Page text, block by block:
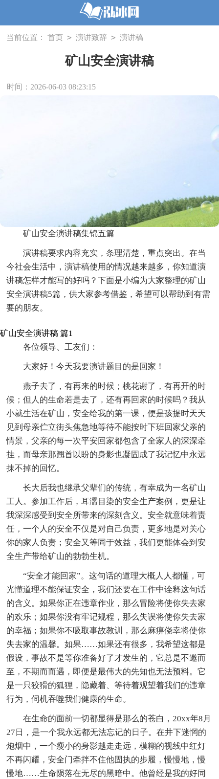
当前位置： 首页 > 演讲致辞 > 演讲稿
矿山安全演讲稿
时间：2026-06-03 08:23:15
矿山安全演讲稿集锦五篇
演讲稿要求内容充实，条理清楚，重点突出。在当
今社会生活中，演讲稿使用的情况越来越多，你知道演
讲稿怎样才能写的好吗？下面是小编为大家整理的矿山
安全演讲稿5篇，供大家参考借鉴，希望可以帮助到有需
要的朋友。
矿山安全演讲稿 篇1
各位领导、工友们：
大家好！今天我要演讲题目的是回家！
燕子去了，有再来的时候；桃花谢了，有再开的时
候；但人的生命若是去了，还有再回家的时候吗？我从
小就生活在矿山，安全给我的第一课，便是孩提时天天
见到母亲伫立街头焦急地等待不能按时下班回家父亲的
情景，父亲的每一次平安回家都包含了全家人的深深牵
挂，而母亲那翘首以盼的身影也凝固成了我记忆中永远
抹不掉的回忆。
长大后我也继承父辈们的传统，有幸成为一名矿山
工人。参加工作后，耳濡目染的安全生产案例，更是让
我深深感受到安全所带来的深刻含义。安全就意味着责
任，一个人的安全不仅是对自己负责，更多地是对关心
你的家人负责；安全又等同于效益，我们更能体会到安
全生产带给矿山的勃勃生机。
“安全才能回家”。这句话的道理大概人人都懂，可
光懂道理不能保证安全，我们还要在工作中诠释这句话
的含义。如果你正在违章作业，那么冒险将使你失去家
的欢乐；如果你没有牢记规程，那么失误将使你失去家
的幸福；如果你不吸取事故教训，那么麻痹侥幸将使你
失去家的温馨。如果……如果还有很多，我希望这都是
假设，事故不是等你准备好了才发生的，它总是不邀而
至，不期而而遇，即便是最伟大的先知也无法预料。它
是一只狡猾的狐狸，隐藏着、等待着观望着我们的违章
行为，伺机吞噬我们健康的生命。
在生命的面前一切都显得是那么的苍白，20xx年8月
27日，是一个我永远都无法忘记的日子。在井下迷惘的
炮烟中，一个瘦小的身影越走走远，模糊的视线中红灯
不再闪耀，安全门牵拌不住他固执的步履，慢慢地，慢
慢地……生命陨落在无尽的黑暗中。他曾经是我的好同